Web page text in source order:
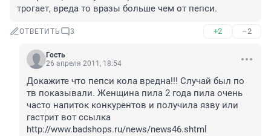
трогает, вреда то вразы больше чем от пепси.
ОТВЕТИТЬ 3 +2 –2
Гость
26 апреля 2011, 18:54
Докажите что пепси кола вредна!!! Случай был по
тв показывали. Женщина пила 2 года пила очень
часто напиток конкурентов и получила язву или
гастрит вот ссылка
http://www.badshops.ru/news/news46.shtml